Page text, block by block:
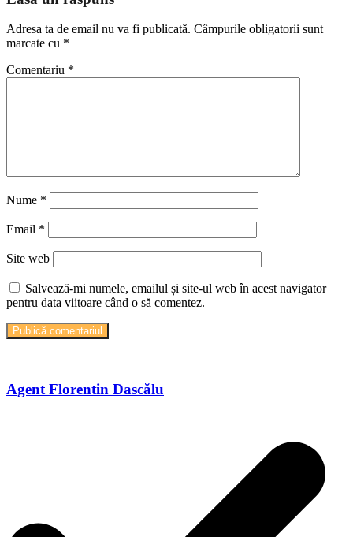
Adresa ta de email nu va fi publicată. Câmpurile obligatorii sunt
marcate cu *
Comentariu *
Nume *
Email *
Site web
Salvează-mi numele, emailul și site-ul web în acest navigator
pentru data viitoare când o să comentez.
Agent Florentin Dascălu